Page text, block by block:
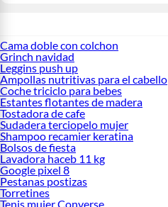
Cama doble con colchon
Grinch navidad
Leggins push up
Ampollas nutritivas para el cabello
Coche triciclo para bebes
Estantes flotantes de madera
Tostadora de cafe
Sudadera terciopelo mujer
Shampoo recamier keratina
Bolsos de fiesta
Lavadora haceb 11 kg
Google pixel 8
Pestanas postizas
Torretines
Tenis mujer Converse